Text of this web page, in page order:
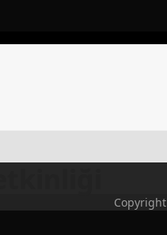
Copyright